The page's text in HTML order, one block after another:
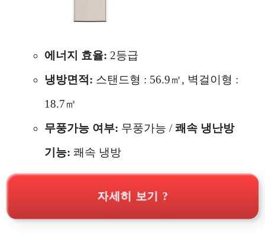
에너지 효율: 2등급
냉방면적: 스탠드형 : 56.9㎡, 벽걸이형 :
18.7㎡
무풍가능 여부: 무풍가능 /쾌속 냉난방
기능: 쾌속 냉방
자세히 보기 ?